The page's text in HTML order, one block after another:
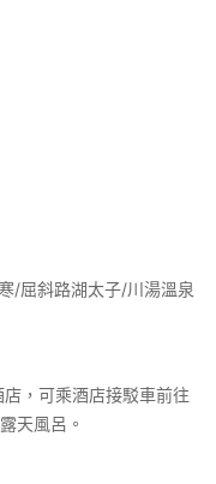
/屈斜路湖太子/川湯溫泉
，可乘酒店接駁車前往
天風呂。